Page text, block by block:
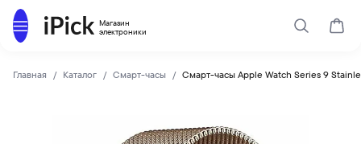
Магазин
электроники
Каталог
Поиск
Главная Каталог Смарт-часы Смарт-часы Apple Watch Series 9